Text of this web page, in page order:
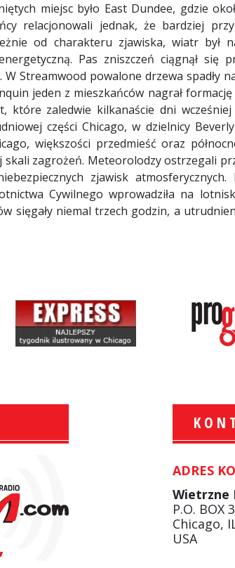
miejsc było East Dundee, gdzie
relacjonowali jednak, że bardziej
od charakteru zjawiska, wiatr był
Pas zniszczeń ciągnął się
Streamwood powalone drzewa spadły
jeden z mieszkańców nagrał
które zaledwie kilkanaście dni
części Chicago, w dzielnicy
większości przedmieść oraz
zagrożeń. Meteorolodzy ostrzegali
zjawisk
Cywilnego wprowadziła na
sięgały niemal trzech godzin, a
ADRES
Wietrzne
P.O. BOX
Chicago,
USA
Giełdowe